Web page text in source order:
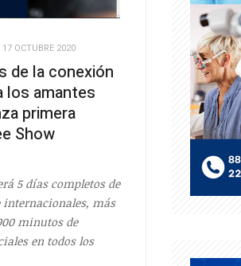
17 OCTUBRE 2020
de la conexión
los amantes
primera
Show
5 días completos de
internacionales, más
minutos de
en todos los